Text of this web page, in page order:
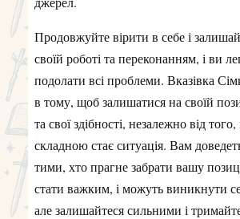
Продовжуйте вірити в себе і
своїй роботі та переконанням, і ви
подолати всі проблеми. Вказівка
в тому, щоб залишатися на своїй
та свої здібності, незалежно від
складною стає ситуація. Вам
тими, хто прагне забрати вашу
стати важким, і можуть виникнути
але залишайтеся сильними і